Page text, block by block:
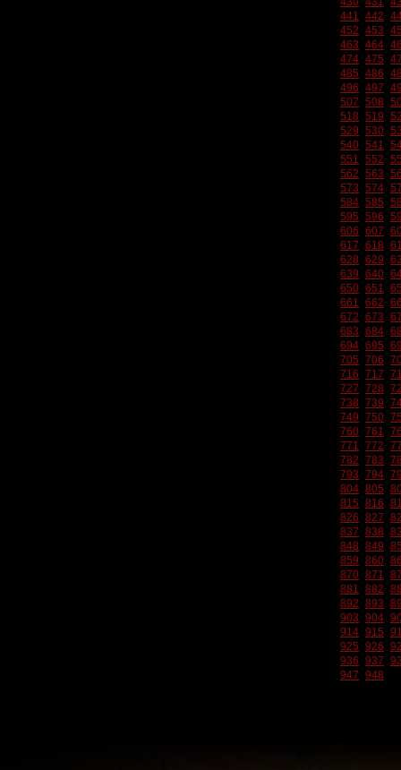
441 442
452 453
463 464
474 475
485 486
496 497
507 508
518 519
529 530
540 541
551 552
562 563
573 574
584 585
595 596
606 607
617 618
628 629
639 640
650 651
661 662
672 673
683 684
694 695
705 706
716 717
727 728
738 739
749 750
760 761
771 772
782 783
793 794
804 805
815 816
826 827
837 838
848 849
859 860
870 871
881 882
892 893
903 904
914 915
925 926
936 937
947 948